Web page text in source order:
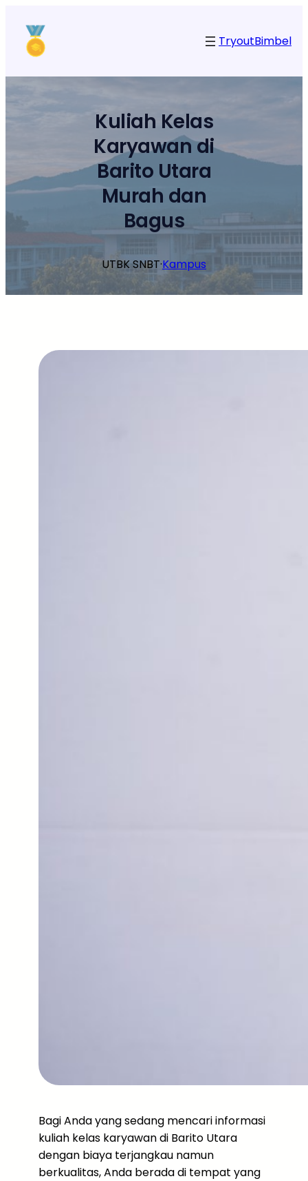
konten
TryoutBimbel
Kuliah Kelas
Karyawan di
Barito Utara
Murah dan
Bagus
UTBK SNBT·Kampus
Bagi Anda yang sedang mencari informasi
kuliah kelas karyawan di Barito Utara
dengan biaya terjangkau namun
berkualitas, Anda berada di tempat yang